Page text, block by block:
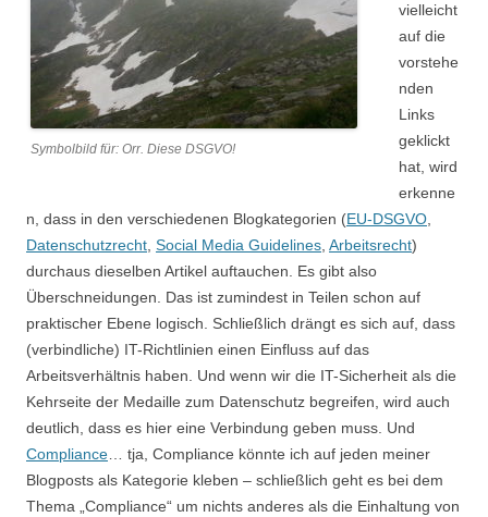
Symbolbild für: Orr. Diese DSGVO!
vielleicht
auf die
vorstehe
nden
Links
geklickt
hat, wird
erkenne
n, dass in den verschiedenen Blogkategorien (EU-DSGVO,
Datenschutzrecht, Social Media Guidelines, Arbeitsrecht)
durchaus dieselben Artikel auftauchen. Es gibt also
Überschneidungen. Das ist zumindest in Teilen schon auf
praktischer Ebene logisch. Schließlich drängt es sich auf, dass
(verbindliche) IT-Richtlinien einen Einfluss auf das
Arbeitsverhältnis haben. Und wenn wir die IT-Sicherheit als die
Kehrseite der Medaille zum Datenschutz begreifen, wird auch
deutlich, dass es hier eine Verbindung geben muss. Und
Compliance… tja, Compliance könnte ich auf jeden meiner
Blogposts als Kategorie kleben – schließlich geht es bei dem
Thema „Compliance“ um nichts anderes als die Einhaltung von